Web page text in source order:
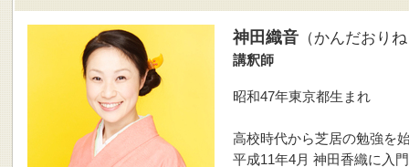
神田織音（かんだおり
講釈師
昭和47年東京都生まれ
高校時代から芝居の勉強を
平成11年4月 神田香織に入